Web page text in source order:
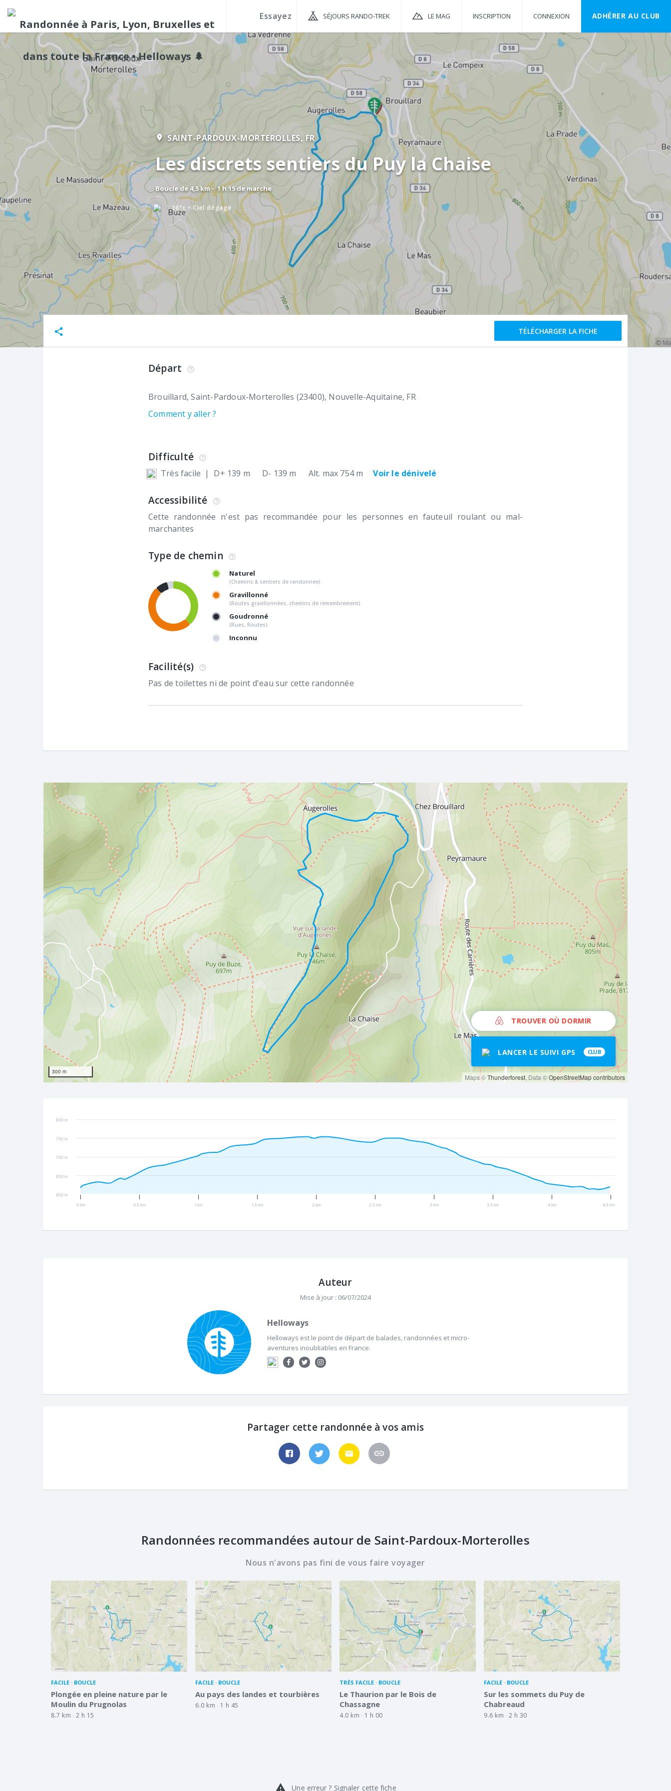
SÉJOURS RANDO-TREK LE MAG INSCRIPTION CONNEXION ADHÉRER AU CLUB
SAINT-PARDOUX-MORTEROLLES,FR
Les discrets sentiers du Puy la Chaise
Boucle de 4,5 km - 1 h 15 de marche
16°c Ciel dégagé
TÉLÉCHARGER LA FICHE
Départ
Brouillard Saint-Pardoux-Morterolles (23400) Nouvelle-Aquitaine FR
Comment y aller ?
Difficulté
Très facile | D+ 139 m D- 139 m Alt. max 754 m Voir le dénivelé
Accessibilité
Cette randonnée n'est pas recommandée pour les personnes en fauteuil roulant ou mal-
marchantes
Type de chemin
Naturel
(Chemins & sentiers de randonnée)
Gravillonné
(Routes gravillonnées, chemins de remembrement)
Goudronné
(Rues, Routes)
Inconnu
Facilité(s)
Pas de toilettes ni de point d'eau sur cette randonnée
300 m
Maps ©Thunderforest, Data ©OpenStreetMap contributors
TROUVER OÙ DORMIR
LANCER LE SUIVI GPS CLUB
0 km 0.5 km 1 km 1.5 km 2 km 2.5 km 3 km 3.5 km 4 km 4.5 km
600 m
650 m
700 m
750 m
800 m
Auteur
Mise à jour : 06/07/2024
Helloways
Helloways est le point de départ de balades, randonnées et micro-
aventures inoubliables en France.
Partager cette randonnée à vos amis
Randonnées recommandées autour de Saint-Pardoux-Morterolles
Nous n'avons pas fini de vous faire voyager
FACILE BOUCLE
Plongée en pleine nature par le
Moulin du Prugnolas
8.7 km 2 h 15
FACILE BOUCLE
Au pays des landes et tourbières
6.0 km 1 h 45
TRÈS FACILE BOUCLE
Le Thaurion par le Bois de
Chassagne
4.0 km 1 h 00
FACILE BOUCLE
Sur les sommets du Puy de
Chabreaud
9.6 km 2 h 30
warning Une erreur ? Signaler cette fiche